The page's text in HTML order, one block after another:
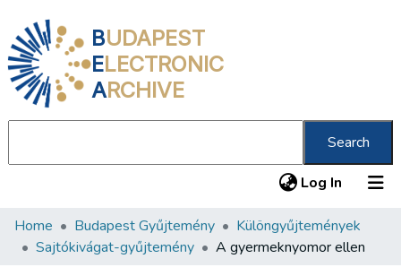
BUDAPEST
ELECTRONIC
ARCHIVE
Search
Log In (current)
Communities & Collections
Home Budapest Gyűjtemény
Különgyűjtemények
Sajtókivágat-gyűjtemény
A gyermeknyomor ellen